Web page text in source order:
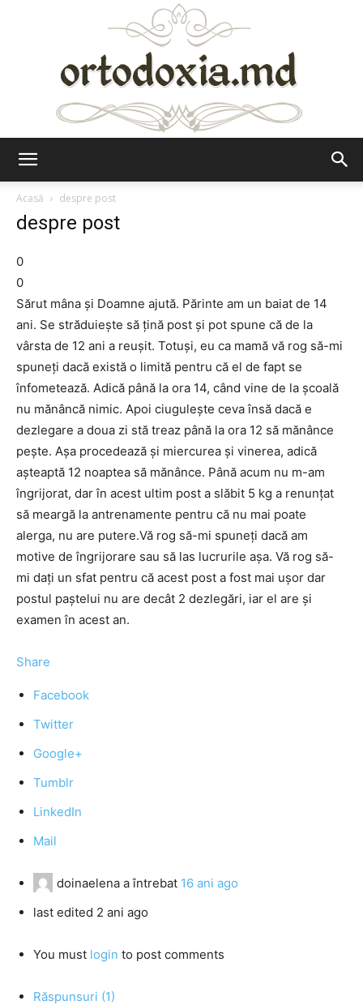
Acasă
despre post
despre post
0
0
Sărut mâna şi Doamne ajută. Părinte am un baiat de 14
ani. Se străduieşte să ţină post şi pot spune că de la
vârsta de 12 ani a reuşit. Totuşi, eu ca mamă vă rog să-mi
spuneţi dacă există o limită pentru că el de fapt se
înfometează. Adică până la ora 14, când vine de la şcoală
nu mănâncă nimic. Apoi ciuguleşte ceva însă dacă e
dezlegare a doua zi stă treaz până la ora 12 să mănânce
peşte. Aşa procedează şi miercurea şi vinerea, adică
aşteaptă 12 noaptea să mănânce. Până acum nu m-am
îngrijorat, dar în acest ultim post a slăbit 5 kg a renunţat
să meargă la antrenamente pentru că nu mai poate
alerga, nu are putere.Vă rog să-mi spuneţi dacă am
motive de îngrijorare sau să las lucrurile aşa. Vă rog să-
mi dați un sfat pentru că acest post a fost mai uşor dar
postul paştelui nu are decât 2 dezlegări, iar el are şi
examen în acest an.
Share
Facebook
Twitter
Google+
Tumblr
LinkedIn
Mail
doinaelena a întrebat 16 ani ago
last edited 2 ani ago
You must login to post comments
Răspunsuri (1)